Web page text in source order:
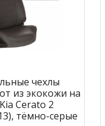
чехлы
из экокожи на
Cerato 2
тёмно-серые